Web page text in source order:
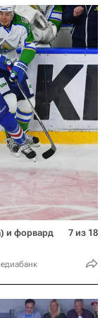
и форвард
7 из 18